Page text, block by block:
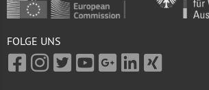
FOLGE UNS